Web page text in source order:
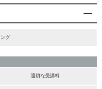
グ
適切な受講料